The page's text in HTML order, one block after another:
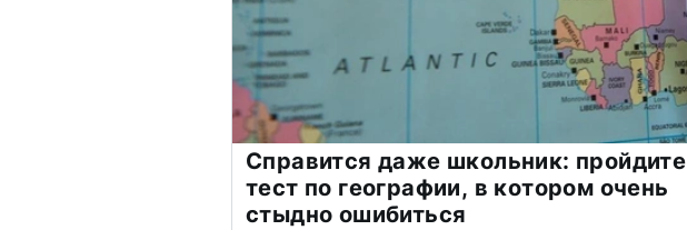
Справится даже школьник: пройдите
тест по географии, в котором очень
стыдно ошибиться